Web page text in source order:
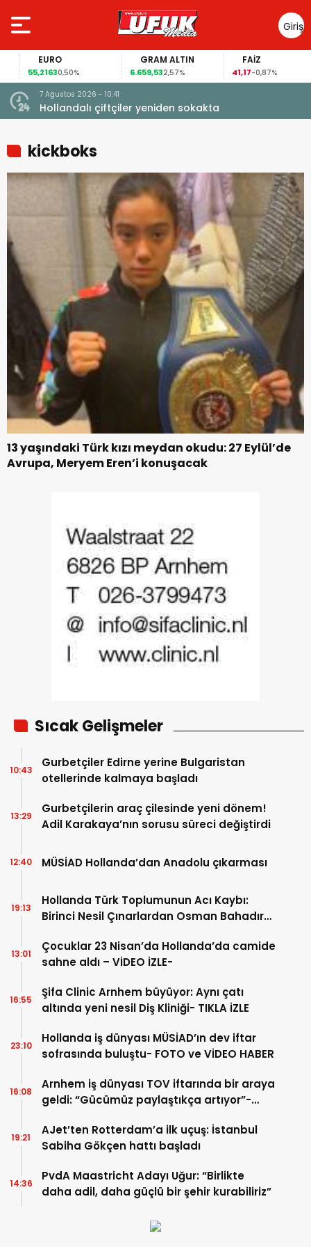
Giriş
Yap
EURO
55,21630,50%
GRAM ALTIN
6.659,532,57%
FAİZ
41,17-0,87%
şoke
7 Ağustos 2026 - 10:41
Hollandalı çiftçiler yeniden sokakta
kickboks
13 yaşındaki Türk kızı meydan okudu: 27 Eylül’de
Avrupa, Meryem Eren’i konuşacak
Sıcak Gelişmeler
Gurbetçiler Edirne yerine Bulgaristan
otellerinde kalmaya başladı
10:43
Gurbetçilerin araç çilesinde yeni dönem!
Adil Karakaya’nın sorusu süreci değiştirdi
13:29
MÜSİAD Hollanda’dan Anadolu çıkarması
12:40
Hollanda Türk Toplumunun Acı Kaybı:
Birinci Nesil Çınarlardan Osman Bahadır
19:13
Çocuklar 23 Nisan’da Hollanda’da camide
sahne aldı – VİDEO İZLE-
13:01
Şifa Clinic Arnhem büyüyor: Aynı çatı
altında yeni nesil Diş Kliniği- TIKLA İZLE
16:55
Hollanda iş dünyası MÜSİAD’ın dev iftar
sofrasında buluştu- FOTO ve VİDEO HABER
23:10
Arnhem iş dünyası TOV iftarında bir araya
geldi: “Gücümüz paylaştıkça artıyor”-
16:08
AJet’ten Rotterdam’a ilk uçuş: İstanbul
Sabiha Gökçen hattı başladı
19:21
PvdA Maastricht Adayı Uğur: “Birlikte
daha adil, daha güçlü bir şehir kurabiliriz”
14:36